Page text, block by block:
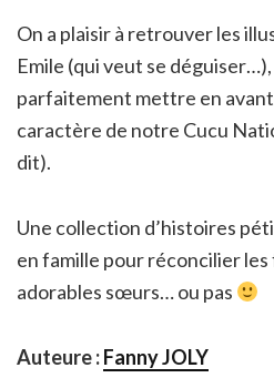
On a plaisir à retrouver les
Emile (qui veut se
parfaitement mettre en
caractère de notre Cucu
dit).
Une collection d’histoires
en famille pour réconcilier
adorables sœurs… ou pas
Auteure :Fanny JOLY